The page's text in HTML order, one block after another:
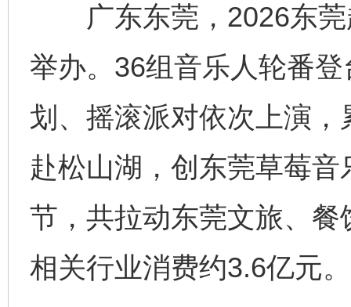
广东东莞，2026东莞
举办。36组音乐人轮番
划、摇滚派对依次上演
赴松山湖，创东莞草莓
节，共拉动东莞文旅、
相关行业消费约3.6亿元。